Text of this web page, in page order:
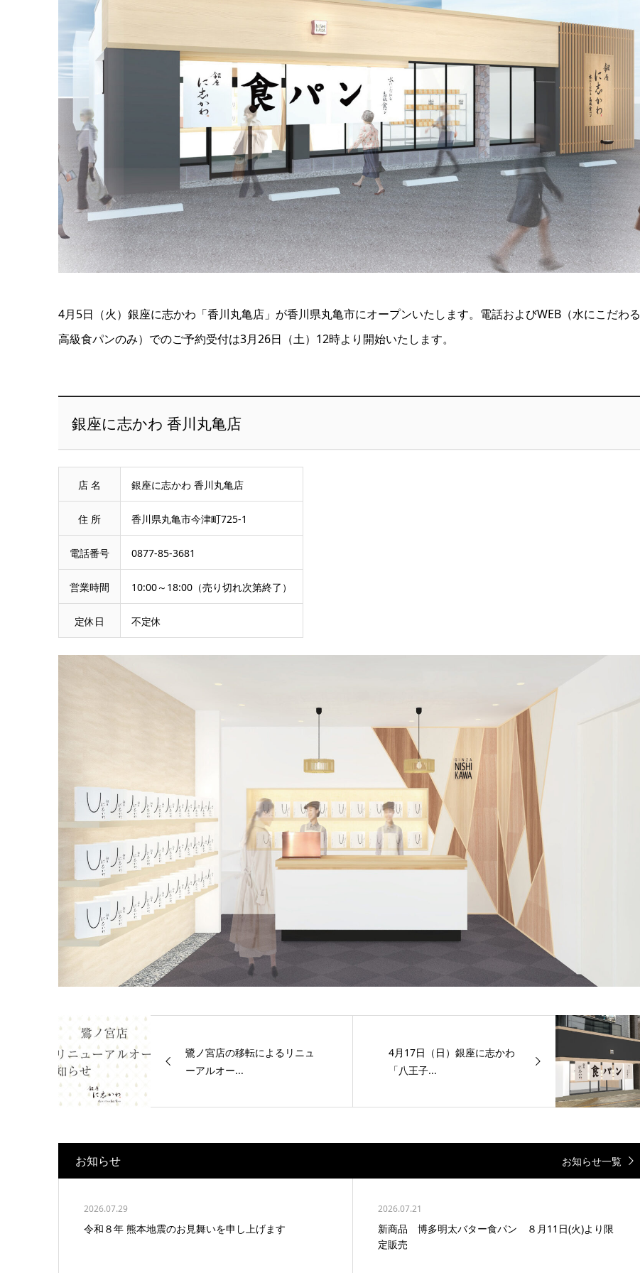
4月5日（火）銀座に志かわ「香川丸亀店」が香川県丸亀市にオープンいたします。電話およびWEB（水にこだわる
高級食パンのみ）でのご予約受付は3月26日（土）12時より開始いたします。
銀座に志かわ 香川丸亀店
店 名 銀座に志かわ 香川丸亀店
住 所 香川県丸亀市今津町725-1
電話番号 0877-85-3681
営業時間 10:00～18:00（売り切れ次第終了）
定休日 不定休
鷺ノ宮店の移転によるリニュ
ーアルオー...
4月17日（日）銀座に志かわ
「八王子...
お知らせ お知らせ一覧
2026.07.29
令和８年 熊本地震のお見舞いを申し上げます
2026.07.21
新商品 博多明太バター食パン ８月11日(火)より限
定販売